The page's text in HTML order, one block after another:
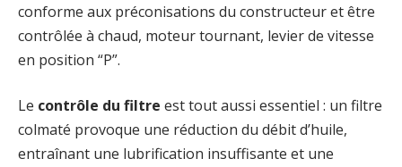
conforme aux préconisations du constructeur et être
contrôlée à chaud, moteur tournant, levier de vitesse
en position “P”.
Le contrôle du filtre est tout aussi essentiel : un filtre
colmaté provoque une réduction du débit d’huile,
entraînant une lubrification insuffisante et une